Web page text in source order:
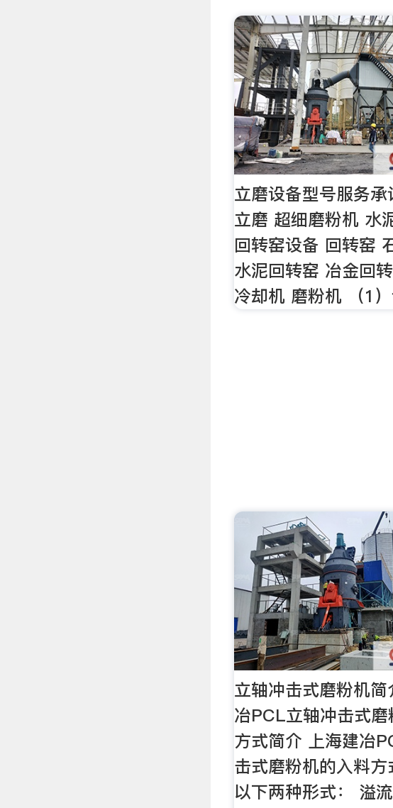
立磨设备型号服务
立磨 超细磨粉机 水
回转窑设备 回转窑
水泥回转窑 冶金回
冷却机 磨粉机 （1）
立轴冲击式磨粉机简
冶PCL立轴冲击式磨
方式简介 上海建冶
击式磨粉机的入料方
以下两种形式： 溢